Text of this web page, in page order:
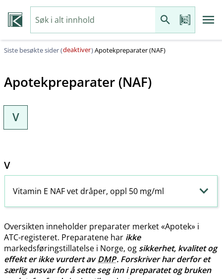
Siste besøkte sider (deaktiver)Apotekpreparater (NAF)
Apotekpreparater (NAF)
V
V
Vitamin E NAF vet dråper, oppl 50 mg/ml
Oversikten inneholder preparater merket «Apotek» i
ATC-registeret. Preparatene har ikke
markedsføringstillatelse i Norge, og sikkerhet, kvalitet og
effekt er ikke vurdert avDMP. Forskriver har derfor et
særlig ansvar for å sette seg inn i preparatet og bruken